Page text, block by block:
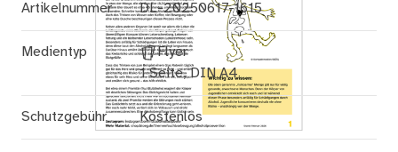
Artikelnummer DL-20250617-1615
Medientyp
Flyer
1 Seite, DIN A4
Schutzgebühr Kostenlos